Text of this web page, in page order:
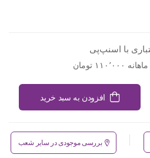
با اسنپ‌پی
افزودن به سبد خرید
بررسی موجودی در سایر شعب